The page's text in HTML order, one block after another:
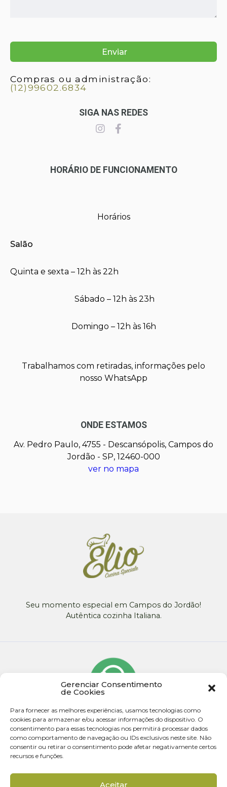
Gerenciar Consentimento
de Cookies
Para fornecer as melhores experiências, usamos tecnologias como
cookies para armazenar e/ou acessar informações do dispositivo. O
consentimento para essas tecnologias nos permitirá processar dados
como comportamento de navegação ou IDs exclusivos neste site. Não
consentir ou retirar o consentimento pode afetar negativamente certos
recursos e funções.
Aceitar
HORÁRIO DE FUNCIONAMENTO
Horários
Salão
Quinta e sexta – 12h às 22h
Sábado – 12h às 23h
Domingo – 12h às 16h
Trabalhamos com retiradas, informações pelo
nosso WhatsApp
ONDE ESTAMOS
Av. Pedro Paulo, 4755 - Descansópolis, Campos do
Jordão - SP, 12460-000
ver no mapa
Compras ou administração:
(12)99602.6834
SIGA NAS REDES
Seu momento especial em Campos do Jordão!
Autêntica cozinha Italiana.